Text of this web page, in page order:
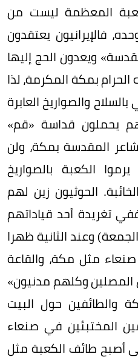
المعظمة ليست من
فالإيرانيون يعتقدون
ويعدون الحج إليها
بمكة المكرمة، لذا
والصواريخ العابرة
يحملون قداسة «قم»
المقدسة بمكة، ولن
الكعبة بالصواريخ
الحوثيون زين لهم
تغريدة أحد قياداتهم
وعند الثانية ظهرا
مثل مكة، والقاعة
المصلين وكلهم مدنيون»
والطائفين حول البيت
المختبئين في صنعاء
أصبح طائف الكعبة مثل